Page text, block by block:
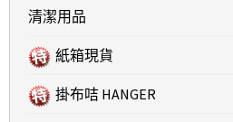
清潔用品
紙箱現貨
掛布咭 HANGER